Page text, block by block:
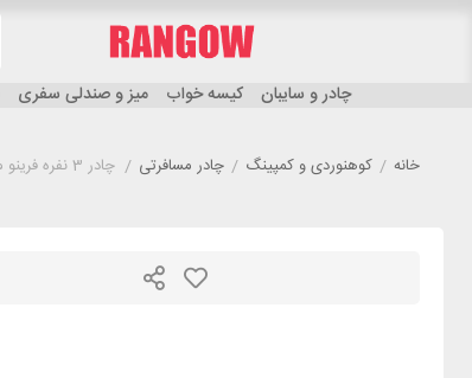
چادر و سایبان کیسه خواب میز و صندلی سفری
خانه / کوهنوردی و کمپینگ / چادر مسافرتی / چادر 3 نفره فرینو مدل FERRINO LIGHTENT 3 PRO سبز